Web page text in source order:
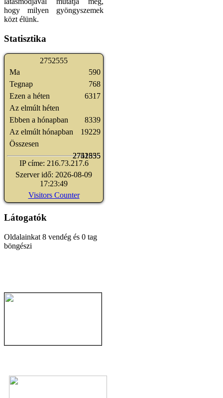
hogy milyen gyöngyszemek
közt élünk.
Statisztika
2752555
Ma
Tegnap
Ezen a héten
Az elmúlt héten
Ebben a hónapban
Az elmúlt hónapban
Összesen
590
768
6317
2741835
8339
19229
2752555
IP címe: 216.73.217.6
Szerver idő: 2026-08-09
17:23:49
Visitors Counter
Látogatók
Oldalainkat 8 vendég és 0 tag
böngészi